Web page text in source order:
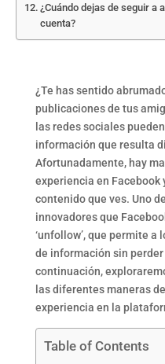
¿Cuándo dejas de seguir a
cuenta?
¿Te has sentido
publicaciones de tus
las redes sociales
información que resulta
Afortunadamente, hay
experiencia en Facebook
contenido que ves. Uno
innovadores que
‘unfollow’, que permite
de información sin
continuación,
las diferentes maneras
experiencia en la
Table of Contents